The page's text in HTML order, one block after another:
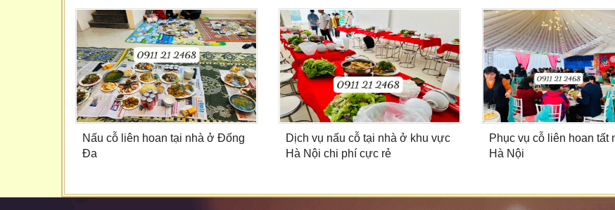
Nấu cỗ liên hoan tại nhà ở Đống
Đa
Dịch vụ nấu cỗ tại nhà ở khu vực
Hà Nội chi phí cực rẻ
Phục vụ cỗ liên hoan tất
Hà Nội